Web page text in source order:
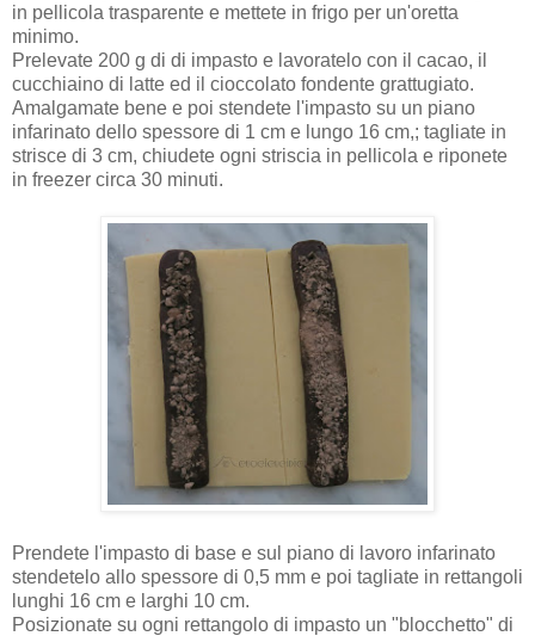
in pellicola trasparente e mettete in frigo per un'oretta
minimo.
Prelevate 200 g di di impasto e lavoratelo con il cacao, il
cucchiaino di latte ed il cioccolato fondente grattugiato.
Amalgamate bene e poi stendete l'impasto su un piano
infarinato dello spessore di 1 cm e lungo 16 cm,; tagliate in
strisce di 3 cm, chiudete ogni striscia in pellicola e riponete
in freezer circa 30 minuti.
Prendete l'impasto di base e sul piano di lavoro infarinato
stendetelo allo spessore di 0,5 mm e poi tagliate in rettangoli
lunghi 16 cm e larghi 10 cm.
Posizionate su ogni rettangolo di impasto un "blocchetto" di